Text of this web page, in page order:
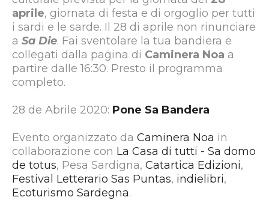
aprile, giornata di festa e di orgoglio per tutti
i sardi e le sarde. Il 28 di aprile non rinunciare
a Sa Die. Fai sventolare la tua bandiera e
collegati dalla pagina di Caminera Noa a
partire dalle 16:30. Presto il programma
completo.
28 de Abrile 2020: Pone Sa Bandera
Evento organizzato da Caminera Noa in
collaborazione con La Casa di tutti - Sa domo
de totus, Pesa Sardigna, Catartica Edizioni,
Festival Letterario Sas Puntas, indielibri,
Ecoturismo Sardegna.